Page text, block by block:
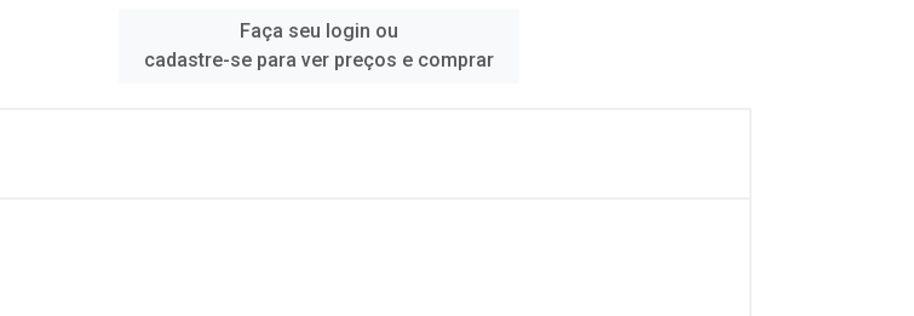
Faça seu login ou
cadastre-se para ver preços e comprar